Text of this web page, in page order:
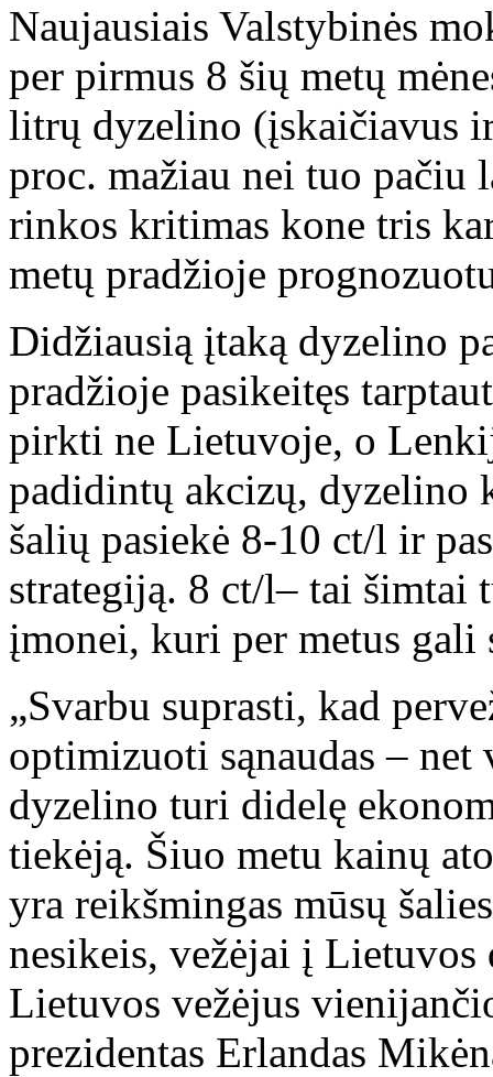
Naujausiais Valstybinės
per pirmus 8 šių metų
litrų dyzelino (įskaičiavus
proc. mažiau nei tuo
rinkos kritimas kone tris
metų pradžioje
Didžiausią įtaką dyzelino
pradžioje pasikeitęs
pirkti ne Lietuvoje, o
padidintų akcizų, dyzelino
šalių pasiekė 8-10 ct/l ir
strategiją. 8 ct/l– tai šimtai
įmonei, kuri per metus
„Svarbu suprasti, kad
optimizuoti sąnaudas –
dyzelino turi didelę
tiekėją. Šiuo metu kainų
yra reikšmingas mūsų
nesikeis, vežėjai į Lietuvos
Lietuvos vežėjus
prezidentas Erlandas